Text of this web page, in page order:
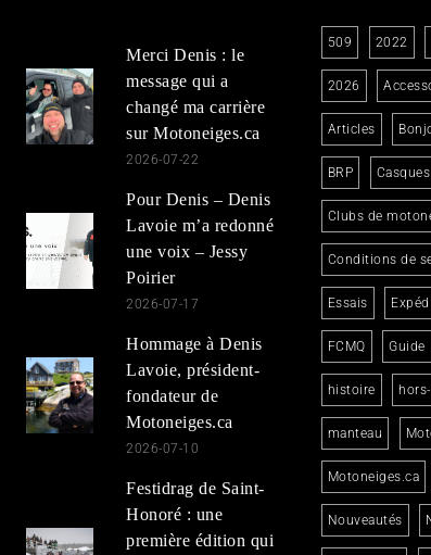
Merci Denis : le
message qui a
changé ma carrière
sur Motoneiges.ca
2026-07-22
Pour Denis – Denis
Lavoie m’a redonné
une voix – Jessy
Poirier
2026-07-17
Hommage à Denis
Lavoie, président-
fondateur de
Motoneiges.ca
2026-07-10
Festidrag de Saint-
Honoré : une
première édition qui
509 2022
2026
Articles
BRP Casques
Clubs de
Conditions de
Essais
FCMQ Guide
histoire
manteau
Motoneiges.ca
Nouveautés